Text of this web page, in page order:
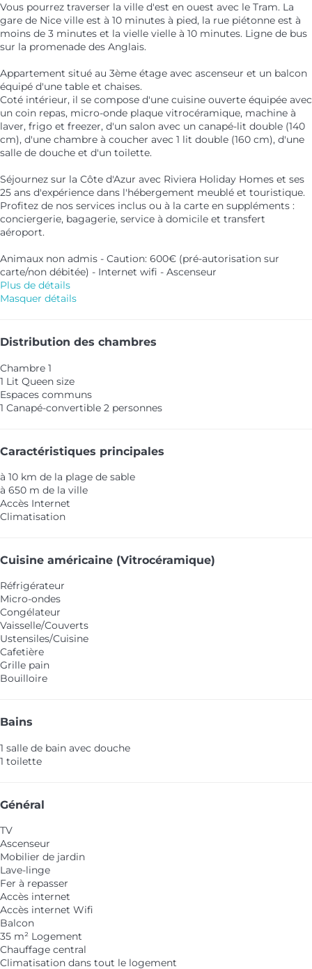
Vous pourrez traverser la ville d'est en ouest avec le Tram. La
gare de Nice ville est à 10 minutes à pied, la rue piétonne est à
moins de 3 minutes et la vielle vielle à 10 minutes. Ligne de bus
sur la promenade des Anglais.
Appartement situé au 3ème étage avec ascenseur et un balcon
équipé d'une table et chaises.
Coté intérieur, il se compose d'une cuisine ouverte équipée avec
un coin repas, micro-onde plaque vitrocéramique, machine à
laver, frigo et freezer, d'un salon avec un canapé-lit double (140
cm), d'une chambre à coucher avec 1 lit double (160 cm), d'une
salle de douche et d'un toilette.
Séjournez sur la Côte d'Azur avec Riviera Holiday Homes et ses
25 ans d'expérience dans l'hébergement meublé et touristique.
Profitez de nos services inclus ou à la carte en suppléments :
conciergerie, bagagerie, service à domicile et transfert
aéroport.
Animaux non admis - Caution: 600€ (pré-autorisation sur
carte/non débitée) - Internet wifi - Ascenseur
Plus de détails
Masquer détails
Distribution des chambres
Chambre 1
1 Lit Queen size
Espaces communs
1 Canapé-convertible 2 personnes
Caractéristiques principales
à 10 km de la plage de sable
à 650 m de la ville
Accès Internet
Climatisation
Cuisine américaine (Vitrocéramique)
Réfrigérateur
Micro-ondes
Congélateur
Vaisselle/Couverts
Ustensiles/Cuisine
Cafetière
Grille pain
Bouilloire
Bains
1 salle de bain avec douche
1 toilette
Général
TV
Ascenseur
Mobilier de jardin
Lave-linge
Fer à repasser
Accès internet
Accès internet Wifi
Balcon
35 m² Logement
Chauffage central
Climatisation dans tout le logement